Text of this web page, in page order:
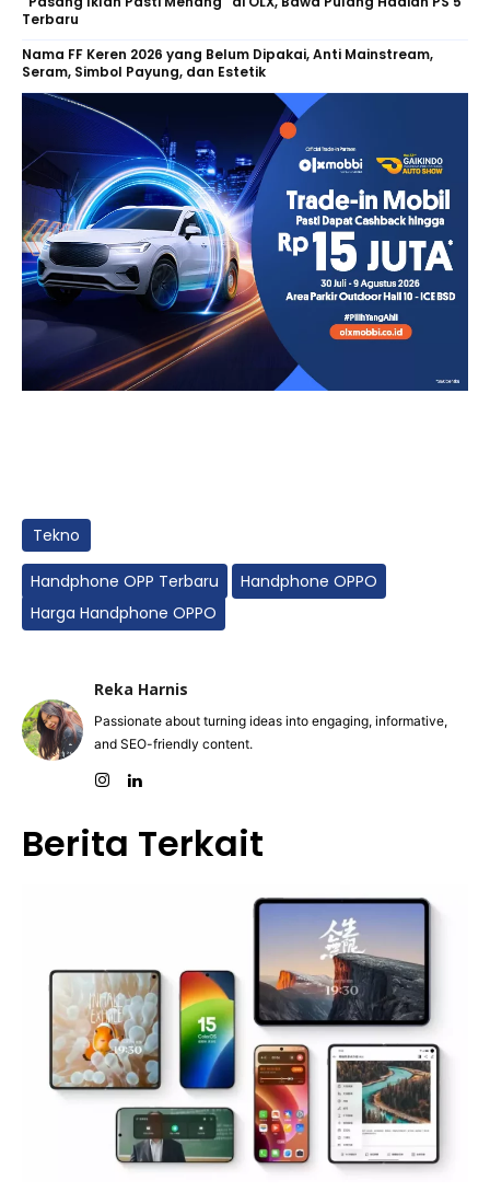
Terbaru
Nama FF Keren 2026 yang Belum Dipakai, Anti Mainstream,
Seram, Simbol Payung, dan Estetik
Tekno
Handphone OPP Terbaru
Handphone OPPO
Harga Handphone OPPO
Reka Harnis
Passionate about turning ideas into engaging, informative,
and SEO-friendly content.
Berita Terkait